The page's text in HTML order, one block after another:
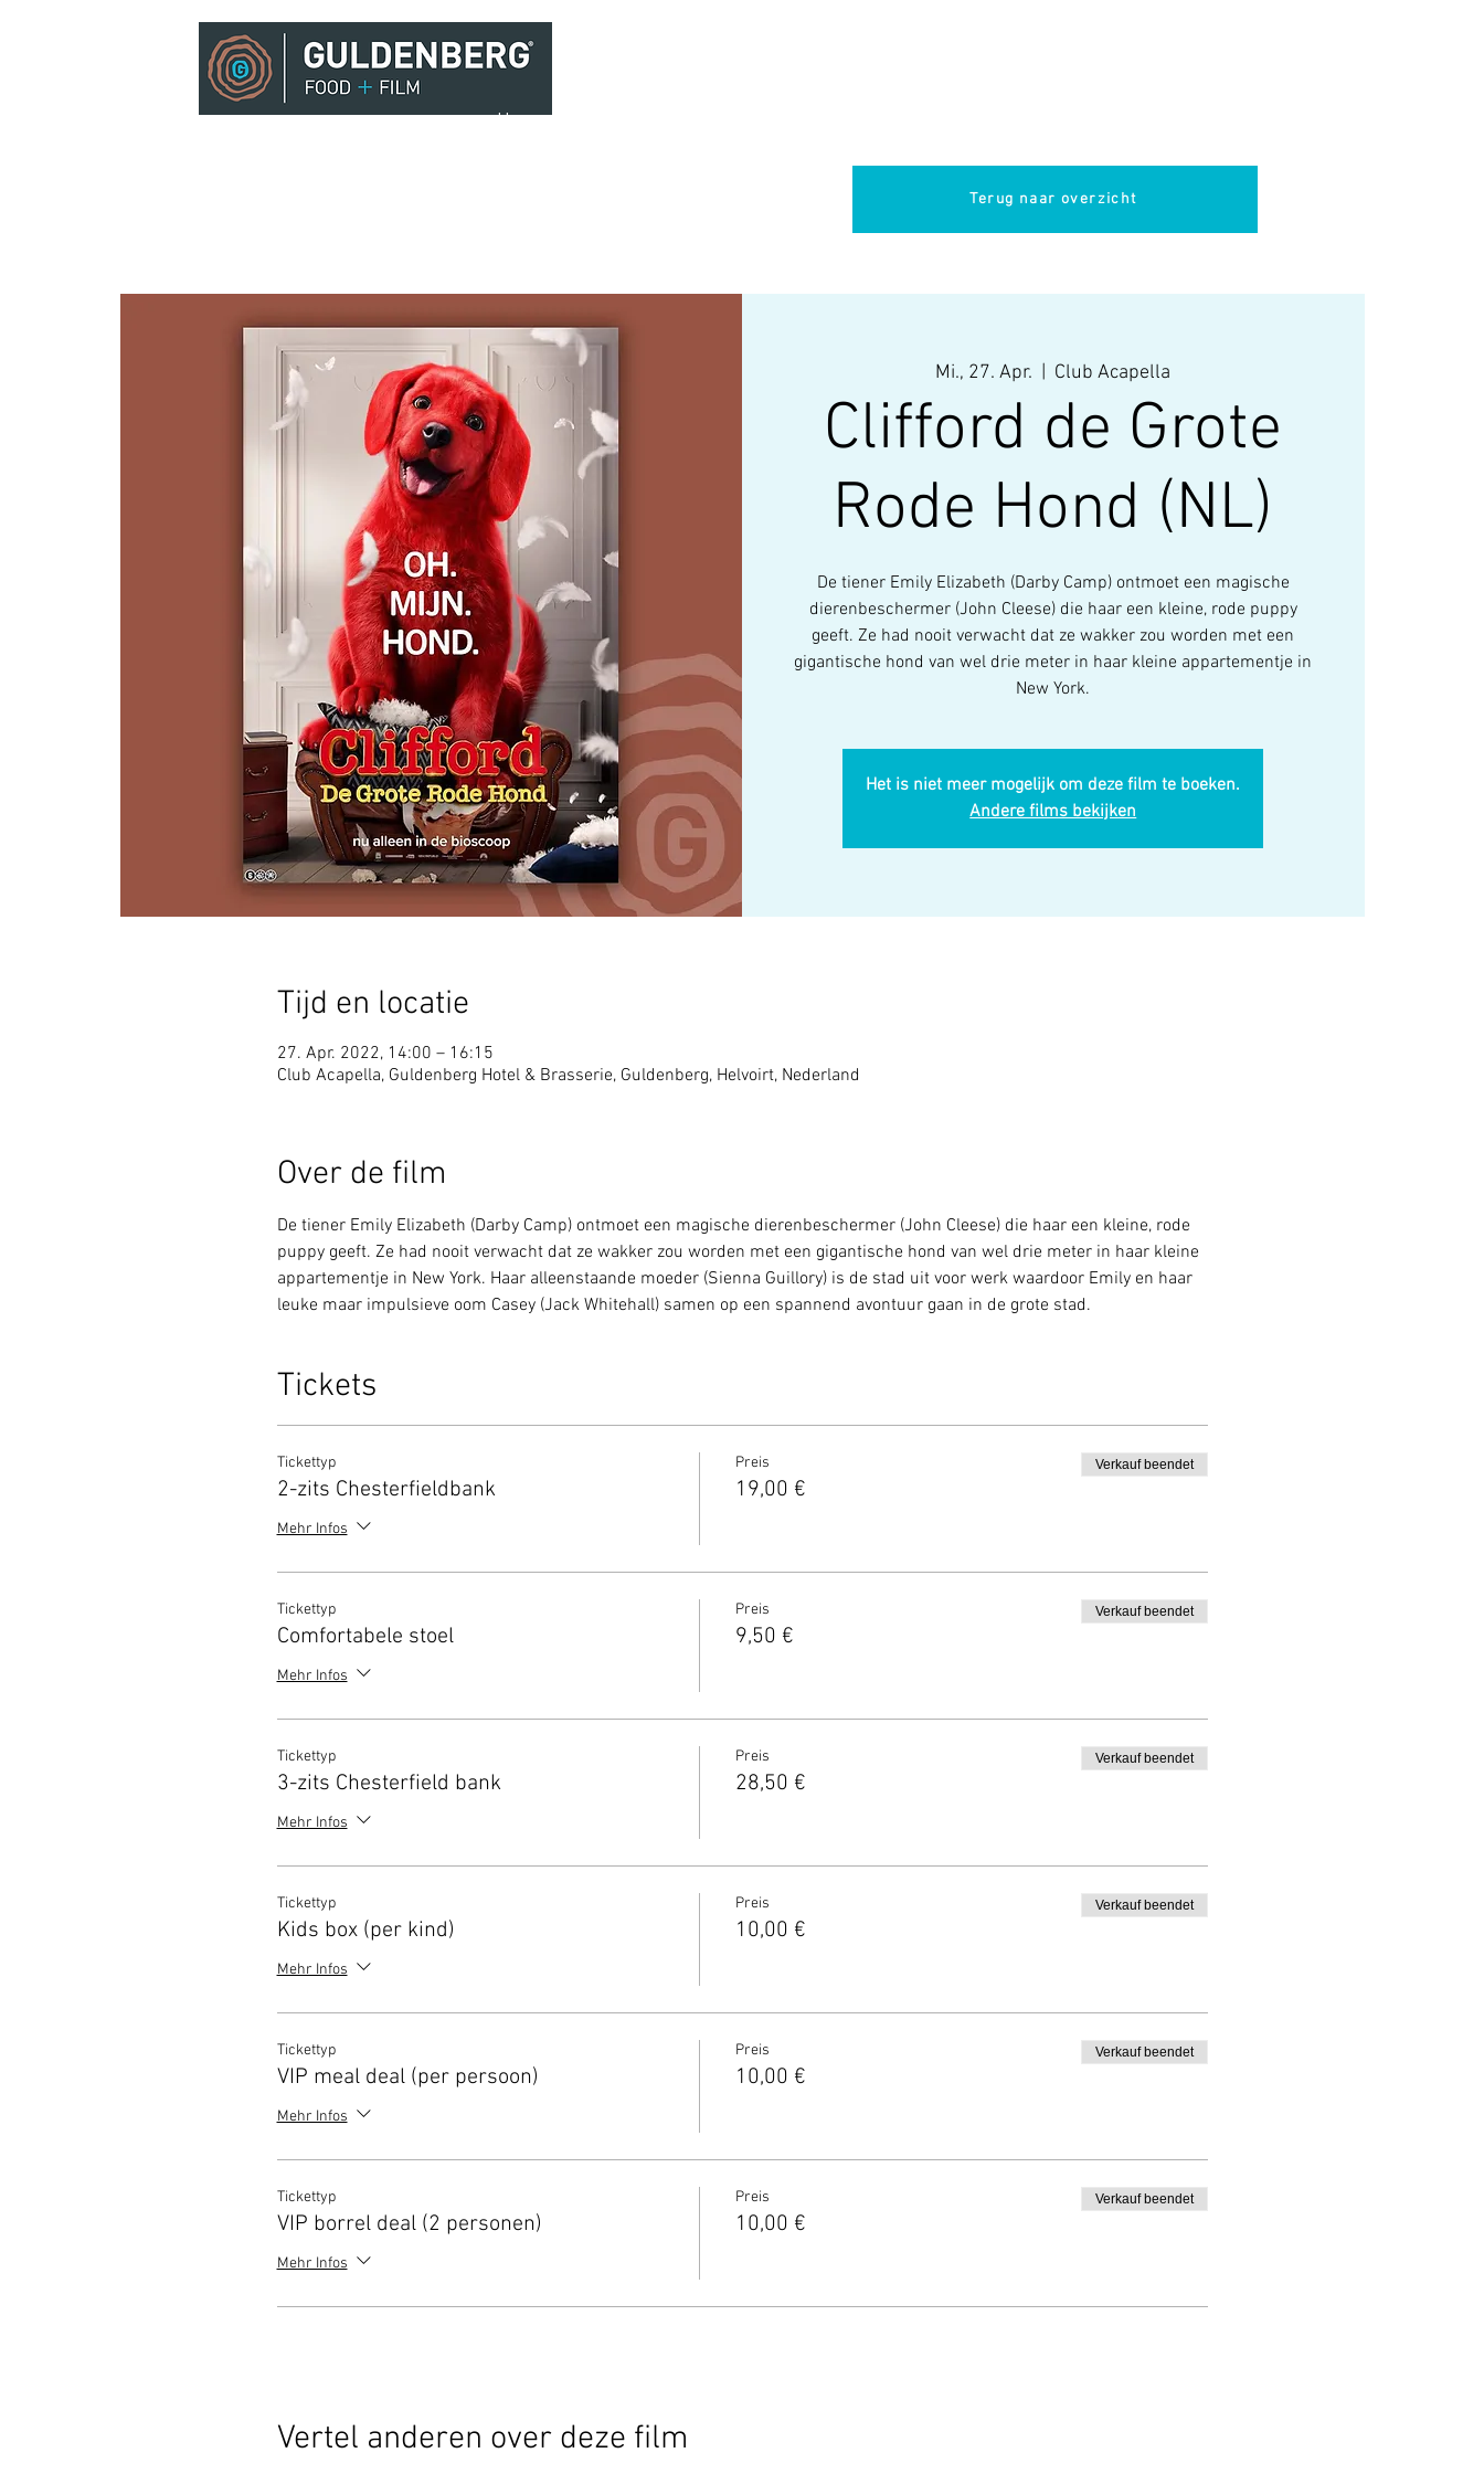
Home
Terug naar overzicht
Mi., 27. Apr.
  |
Club Acapella
Clifford de Grote
Rode Hond (NL)
De tiener Emily Elizabeth (Darby Camp) ontmoet een magische
dierenbeschermer (John Cleese) die haar een kleine, rode puppy
geeft. Ze had nooit verwacht dat ze wakker zou worden met een
gigantische hond van wel drie meter in haar kleine appartementje in
New York.
Het is niet meer mogelijk om deze film te boeken.
Andere films bekijken
Tijd en locatie
27. Apr. 2022, 14:00 – 16:15
Club Acapella, Guldenberg Hotel & Brasserie, Guldenberg, Helvoirt, Nederland
Over de film
De tiener Emily Elizabeth (Darby Camp) ontmoet een magische dierenbeschermer (John Cleese) die haar een kleine, rode
puppy geeft. Ze had nooit verwacht dat ze wakker zou worden met een gigantische hond van wel drie meter in haar kleine
appartementje in New York. Haar alleenstaande moeder (Sienna Guillory) is de stad uit voor werk waardoor Emily en haar
leuke maar impulsieve oom Casey (Jack Whitehall) samen op een spannend avontuur gaan in de grote stad.
Tickets
Tickettyp
2-zits Chesterfieldbank
Mehr Infos
Preis
19,00 €
Verkauf beendet
Tickettyp
Comfortabele stoel
Mehr Infos
Preis
9,50 €
Verkauf beendet
Tickettyp
3-zits Chesterfield bank
Mehr Infos
Preis
28,50 €
Verkauf beendet
Tickettyp
Kids box (per kind)
Mehr Infos
Preis
10,00 €
Verkauf beendet
Tickettyp
VIP meal deal (per persoon)
Mehr Infos
Preis
10,00 €
Verkauf beendet
Tickettyp
VIP borrel deal (2 personen)
Mehr Infos
Preis
10,00 €
Verkauf beendet
Vertel anderen over deze film